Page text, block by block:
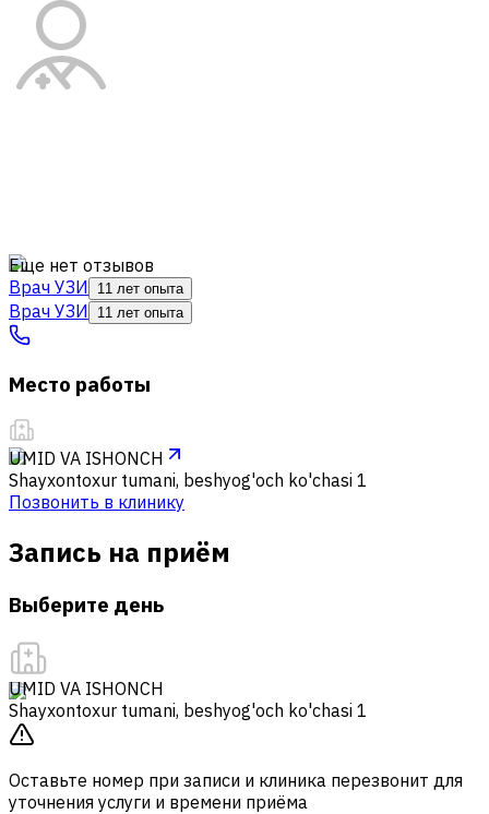
Еще нет отзывов
Врач УЗИ
11 лет опыта
Врач УЗИ 11 лет опыта
Место работы
UMID VA ISHONCH
Shayxontoxur tumani, beshyog'och ko'chasi 1
Позвонить в клинику
Запись на приём
Выберите день
UMID VA ISHONCH
Shayxontoxur tumani, beshyog'och ko'chasi 1
Оставьте номер при записи и клиника перезвонит для
уточнения услуги и времени приёма